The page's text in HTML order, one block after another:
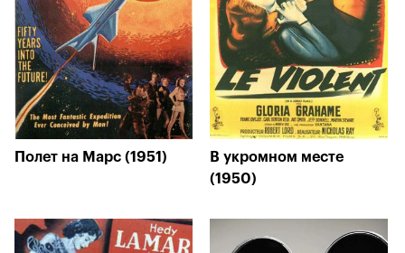
Полет на Марс (1951)
В укромном месте
(1950)